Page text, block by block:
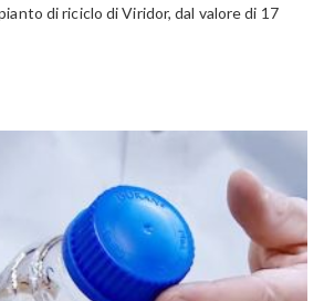
di riciclo di Viridor, dal valore di 17